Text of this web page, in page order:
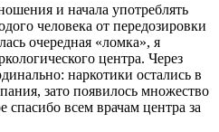
и начала употреблять
человека от передозировки
очередная «ломка», я
центра. Через
наркотики остались в
зато появилось множество
всем врачам центра за